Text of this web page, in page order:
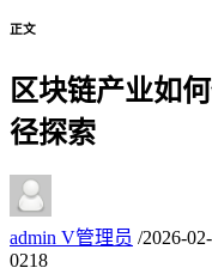
正文
区块链产业如
径探索
admin V管理员 /2026-
0218